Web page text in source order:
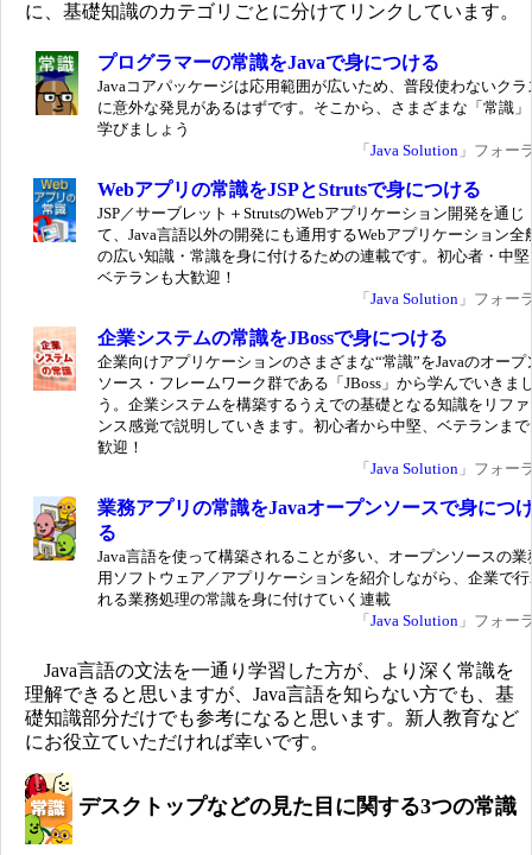
に、基礎知識のカテゴリごとに分けてリンクしています。
プログラマーの常識をJavaで身につける
Javaコアパッケージは応用範囲が広いため、普段使わないクラ
に意外な発見があるはずです。そこから、さまざまな「常識
学びましょう
「 Java Solution 」フォー
Webアプリの常識をJSPとStrutsで身につける
JSP／サーブレット＋StrutsのWebアプリケーション開発を通じ
て、Java言語以外の開発にも通用するWebアプリケーション全
の広い知識・常識を身に付けるための連載です。初心者・中
ベテランも大歓迎！
「 Java Solution 」フォー
企業システムの常識をJBossで身につける
企業向けアプリケーションのさまざまな“常識”をJavaのオープ
ソース・フレームワーク群である「JBoss」から学んでいきま
う。企業システムを構築するうえでの基礎となる知識をリフ
ンス感覚で説明していきます。初心者から中堅、ベテランま
歓迎！
「 Java Solution 」フォー
業務アプリの常識をJavaオープンソースで身につ
る
Java言語を使って構築されることが多い、オープンソースの業
用ソフトウェア／アプリケーションを紹介しながら、企業で
れる業務処理の常識を身に付けていく連載
「 Java Solution 」フォー
Java言語の文法を一通り学習した方が、より深く常識を
理解できると思いますが、Java言語を知らない方でも、基
礎知識部分だけでも参考になると思います。新人教育など
にお役立ていただければ幸いです。
デスクトップなどの見た目に関する3つの常識